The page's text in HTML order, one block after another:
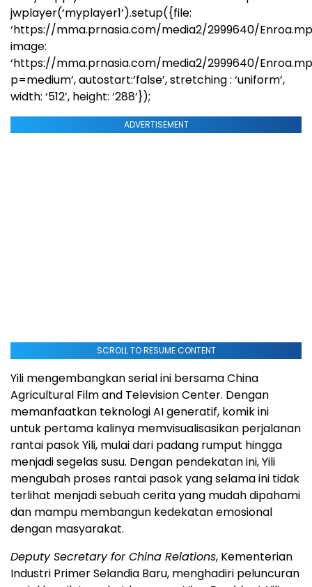
jwplayer(‘myplayer1’).setup({file:
‘https://mma.prnasia.com/media2/2999640/
image:
‘https://mma.prnasia.com/media2/2999640/
p=medium’, autostart:’false’, stretching : ‘uniform’,
width: ‘512’, height: ‘288’});
ADVERTISEMENT
SCROLL TO RESUME CONTENT
Yili mengembangkan serial ini bersama China
Agricultural Film and Television Center. Dengan
memanfaatkan teknologi AI generatif, komik ini
untuk pertama kalinya memvisualisasikan perjalanan
rantai pasok Yili, mulai dari padang rumput hingga
menjadi segelas susu. Dengan pendekatan ini, Yili
mengubah proses rantai pasok yang selama ini tidak
terlihat menjadi sebuah cerita yang mudah dipahami
dan mampu membangun kedekatan emosional
dengan masyarakat.
Deputy Secretary for China Relations, Kementerian
Industri Primer Selandia Baru, menghadiri peluncuran